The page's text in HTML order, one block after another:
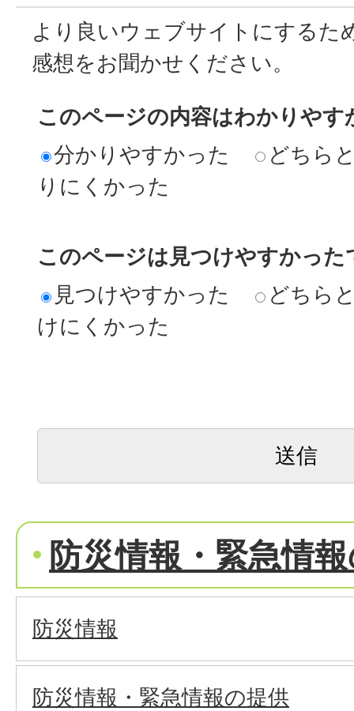
より良いウェブサイトにするた
感想をお聞かせください。
このページの内容はわかりやす
分かりやすかった
どちら
りにくかった
このページは見つけやすかった
見つけやすかった
どちら
けにくかった
防災情報・緊急情
防災情報
防災情報・緊急情報の提供